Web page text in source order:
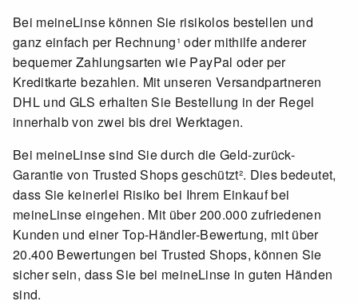
Bei meineLinse können Sie risikolos bestellen und
ganz einfach per Rechnung¹ oder mithilfe anderer
bequemer Zahlungsarten wie PayPal oder per
Kreditkarte bezahlen. Mit unseren Versandpartneren
DHL und GLS erhalten Sie Bestellung in der Regel
innerhalb von zwei bis drei Werktagen.
Bei meineLinse sind Sie durch die Geld-zurück-
Garantie von Trusted Shops geschützt². Dies bedeutet,
dass Sie keinerlei Risiko bei Ihrem Einkauf bei
meineLinse eingehen. Mit über 200.000 zufriedenen
Kunden und einer Top-Händler-Bewertung, mit über
20.400 Bewertungen bei Trusted Shops, können Sie
sicher sein, dass Sie bei meineLinse in guten Händen
sind.